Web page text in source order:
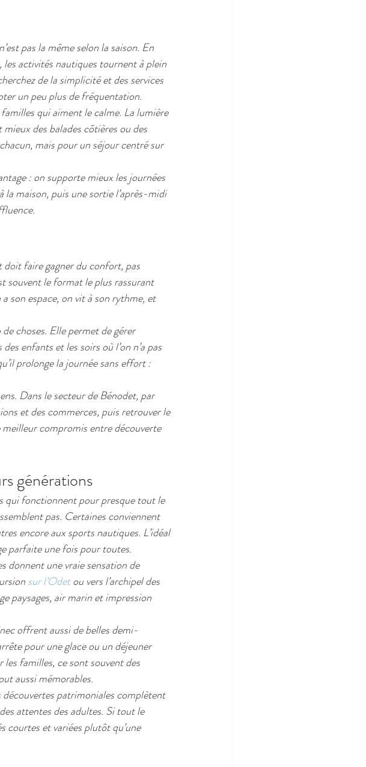
pas la même selon la saison. En
les activités nautiques tournent à plein
de la simplicité et des services
un peu plus de fréquentation.
qui aiment le calme. La lumière
des balades côtières ou des
mais pour un séjour centré sur
: on supporte mieux les journées
maison, puis une sortie l’après-midi
doit faire gagner du confort, pas
souvent le format le plus rassurant
son espace, on vit à son rythme, et
choses. Elle permet de gérer
enfants et les soirs où l’on n’a pas
prolonge la journée sans effort :
Dans le secteur de Bénodet, par
et des commerces, puis retrouver le
compromis entre découverte
générations
qui fonctionnent pour presque tout le
pas. Certaines conviennent
encore aux sports nautiques. L’idéal
parfaite une fois pour toutes.
donnent une vraie sensation de
sur l’Odet ou vers l’archipel des
paysages, air marin et impression
offrent aussi de belles demi-
pour une glace ou un déjeuner
familles, ce sont souvent des
aussi mémorables.
découvertes patrimoniales complètent
attentes des adultes. Si tout le
courtes et variées plutôt qu’une